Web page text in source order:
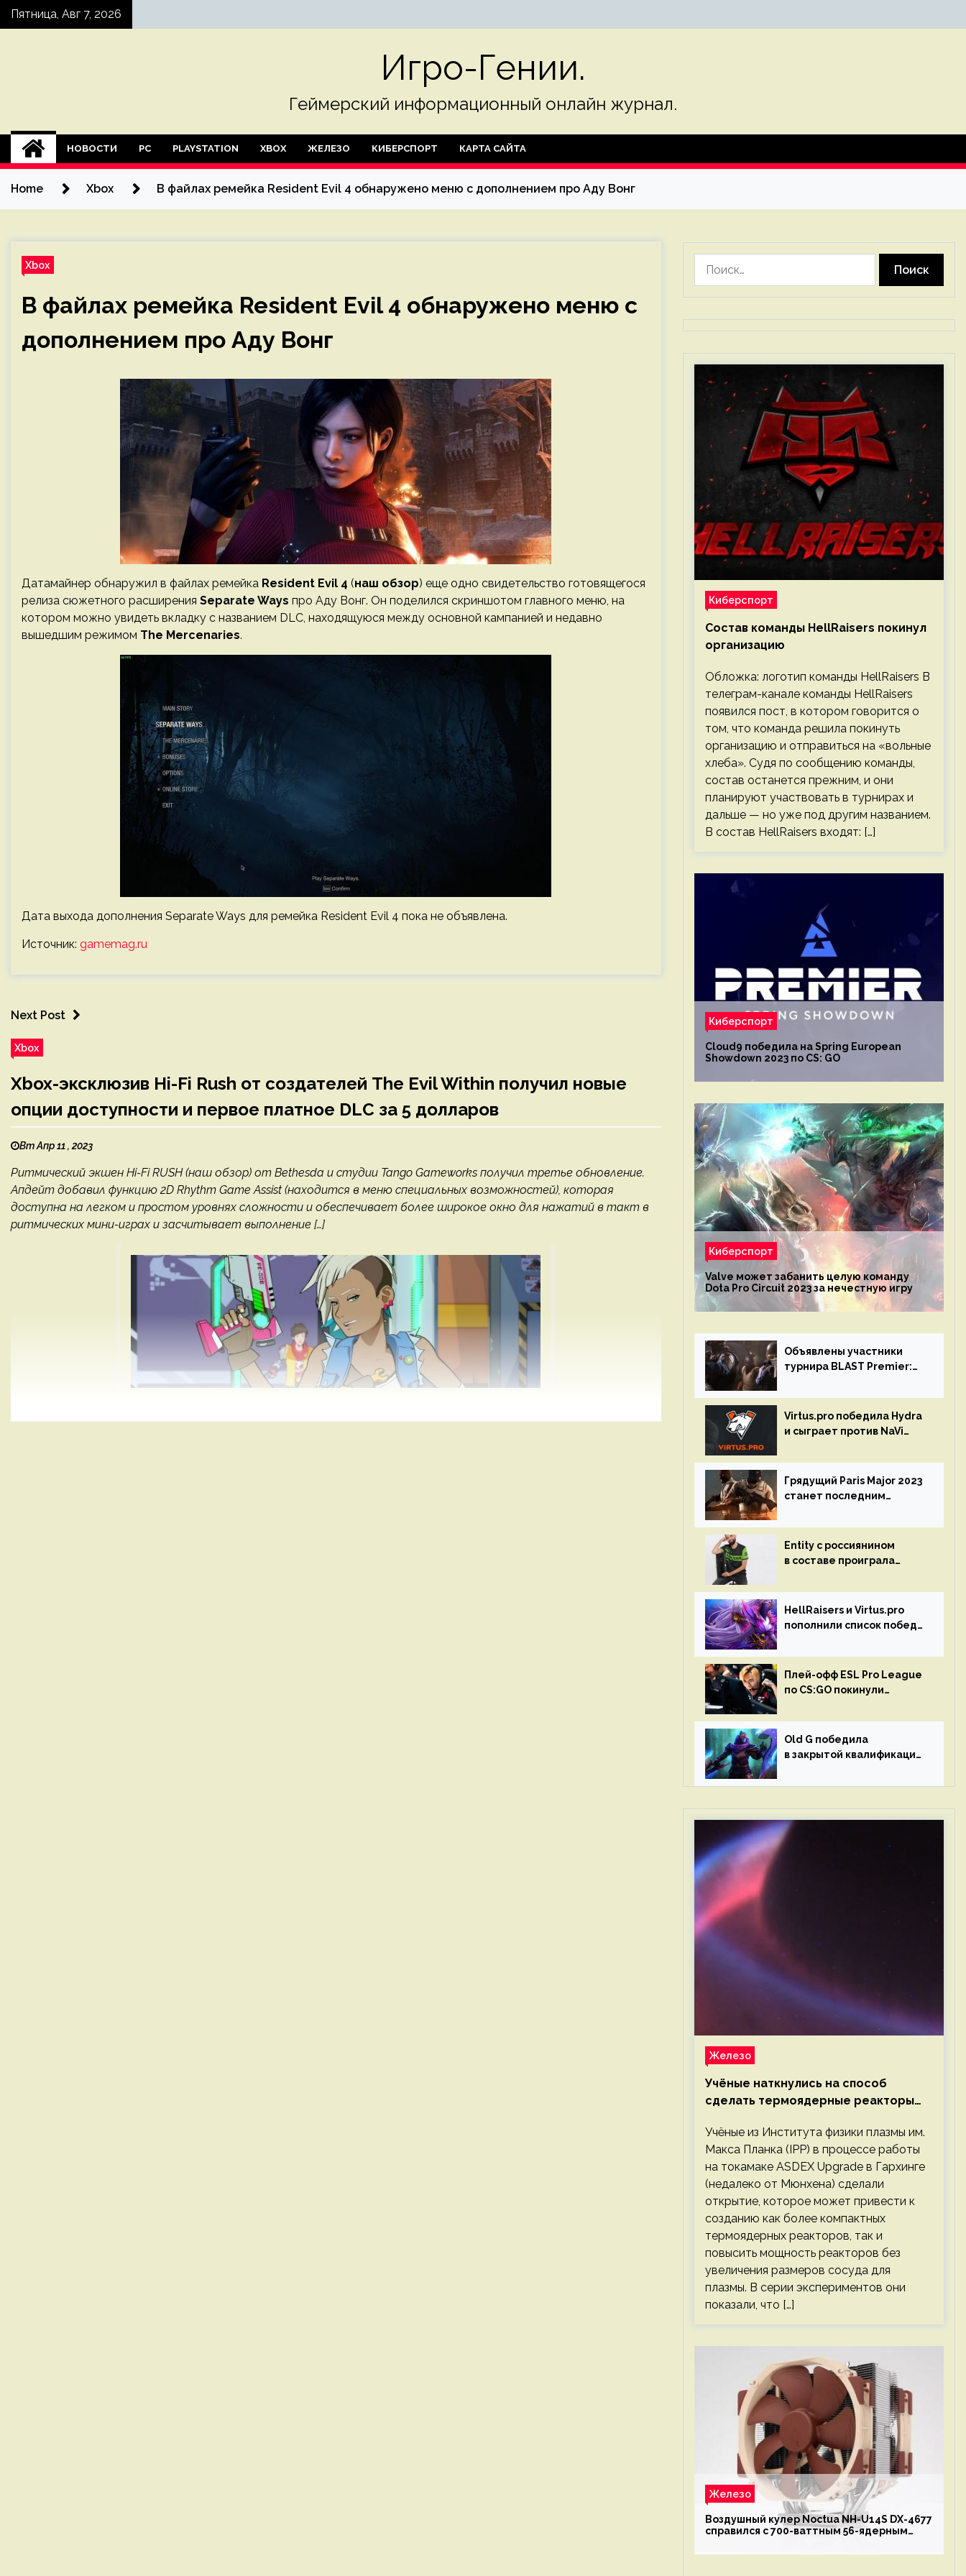
SkipПятница, Авг 7, 2026
Игро-Гении.
Геймерский информационный онлайн журнал.
НОВОСТИ PC PLAYSTATION XBOX ЖЕЛЕЗО КИБЕРСПОРТ КАРТА САЙТА
Home Xbox В файлах ремейка Resident Evil 4 обнаружено меню с дополнением про Аду Вонг
Xbox
В файлах ремейка Resident Evil 4 обнаружено меню с
дополнением про Аду Вонг
Датамайнер обнаружил в файлах ремейка Resident Evil 4 (наш обзор) еще одно свидетельство готовящегося
релиза сюжетного расширения Separate Ways про Аду Вонг. Он поделился скриншотом главного меню, на
котором можно увидеть вкладку с названием DLC, находящуюся между основной кампанией и недавно
вышедшим режимом The Mercenaries.
Дата выхода дополнения Separate Ways для ремейка Resident Evil 4 пока не объявлена.
Источник: gamemag.ru
Next Post
Xbox
Xbox-эксклюзив Hi-Fi Rush от создателей The Evil Within получил новые
опции доступности и первое платное DLC за 5 долларов
Вт Апр 11 , 2023
Ритмический экшен Hi-Fi RUSH (наш обзор) от Bethesda и студии Tango Gameworks получил третье обновление.
Апдейт добавил функцию 2D Rhythm Game Assist (находится в меню специальных возможностей), которая
доступна на легком и простом уровнях сложности и обеспечивает более широкое окно для нажатий в такт в
ритмических мини-играх и засчитывает выполнение […]
Киберспорт
Состав команды HellRaisers покинул
организацию
Обложка: логотип команды HellRaisers В
телеграм-канале команды HellRaisers
появился пост, в котором говорится о
том, что команда решила покинуть
организацию и отправиться на «вольные
хлеба». Судя по сообщению команды,
состав останется прежним, и они
планируют участвовать в турнирах и
дальше — но уже под другим названием.
В состав HellRaisers входят: […]
Киберспорт
Cloud9 победила на Spring European
Showdown 2023 по CS: GO
Киберспорт
Valve может забанить целую команду
Dota Pro Circuit 2023 за нечестную игру
Объявлены участники
турнира BLAST Premier:
Virtus.pro победила Hydra
и сыграет против NaVi
Circuit
Грядущий Paris Major 2023
станет последним
GO
Entity с россиянином
в составе проиграла
Circuit 2023
HellRaisers и Virtus.pro
пополнили список побед
Плей-офф ESL Pro League
по CS:GO покинули
Old G победила
в закрытой квалификации
Западной Европы
Железо
Учёные наткнулись на способ
сделать термоядерные реакторы
Учёные из Института физики плазмы им.
Макса Планка (IPP) в процессе работы
на токамаке ASDEX Upgrade в Гархинге
(недалеко от Мюнхена) сделали
открытие, которое может привести к
созданию как более компактных
термоядерных реакторов, так и
повысить мощность реакторов без
увеличения размеров сосуда для
плазмы. В серии экспериментов они
показали, что […]
Железо
Воздушный кулер Noctua NH-U14S DX-4677
справился с 700-ваттным 56-ядерным